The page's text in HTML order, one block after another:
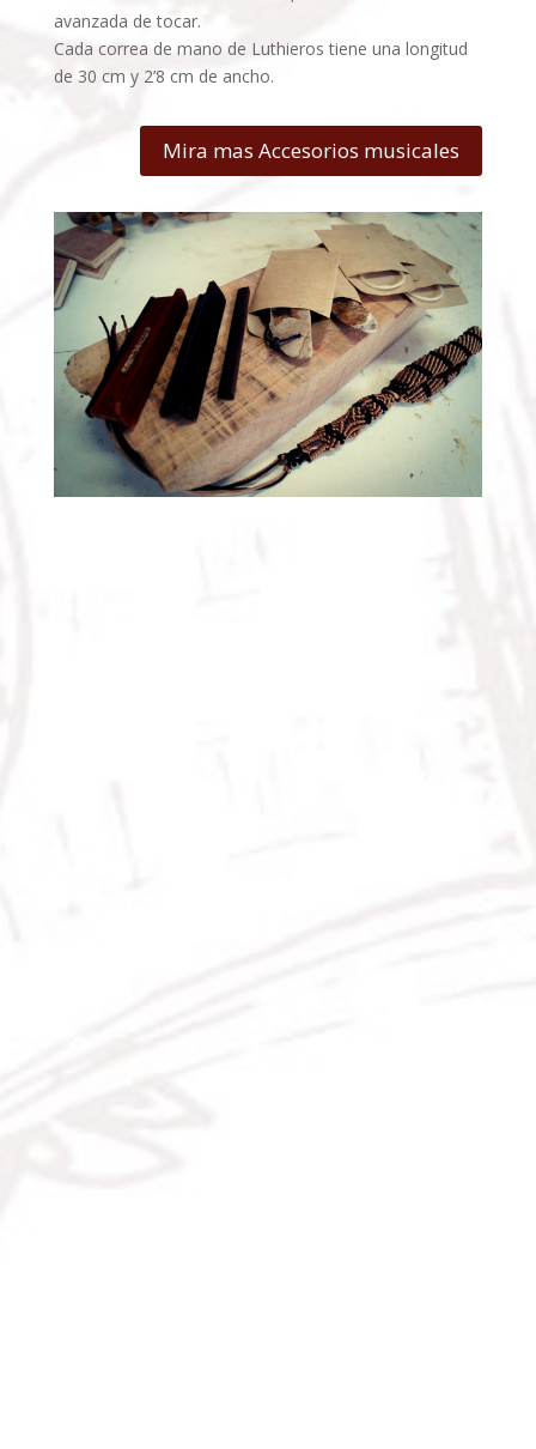
avanzada de tocar.
Cada correa de mano de Luthieros tiene una longitud
de 30 cm y 2’8 cm de ancho.
Mira mas Accesorios musicales